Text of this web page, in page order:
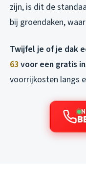
zijn, is dit de
bij groendaken,
Twijfel je of je dak
63 voor een gratis
voorrijkosten langs